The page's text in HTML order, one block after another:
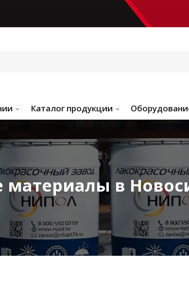
Каталог продукции
материалы в